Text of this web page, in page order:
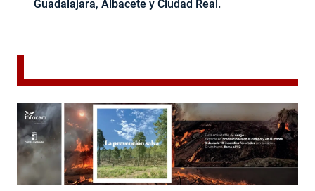
Guadalajara, Albacete y Ciudad Real.